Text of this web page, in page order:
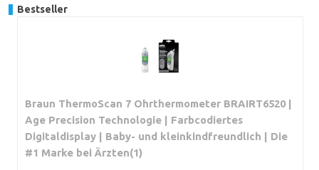
Bestseller
Braun ThermoScan 7 Ohrthermometer BRAIRT6520 |
Age Precision Technologie | Farbcodiertes
Digitaldisplay | Baby- und kleinkindfreundlich | Die
#1 Marke bei Ärzten(1)